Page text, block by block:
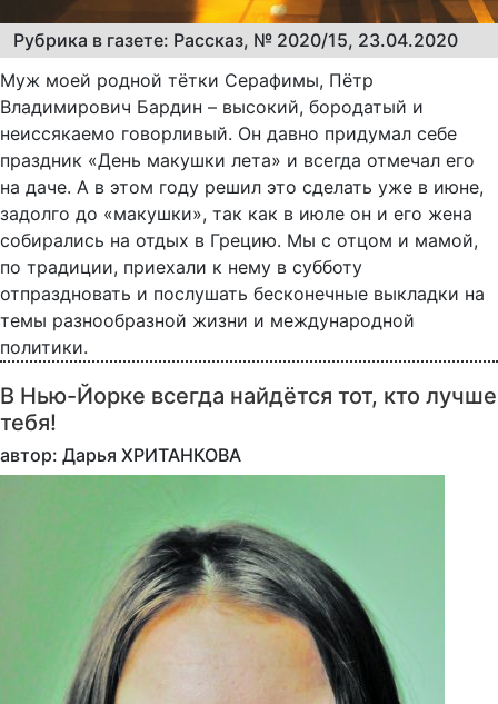
Рубрика в газете: Рассказ, № 2020/15, 23.04.2020
Муж моей родной тётки Серафимы, Пётр
Владимирович Бардин – высокий, бородатый и
неиссякаемо говорливый. Он давно придумал себе
праздник «День макушки лета» и всегда отмечал его
на даче. А в этом году решил это сделать уже в июне,
задолго до «макушки», так как в июле он и его жена
собирались на отдых в Грецию. Мы с отцом и мамой,
по традиции, приехали к нему в субботу
отпраздновать и послушать бесконечные выкладки на
темы разнообразной жизни и международной
политики.
В Нью-Йорке всегда найдётся тот, кто лучше
тебя!
автор: Дарья ХРИТАНКОВА